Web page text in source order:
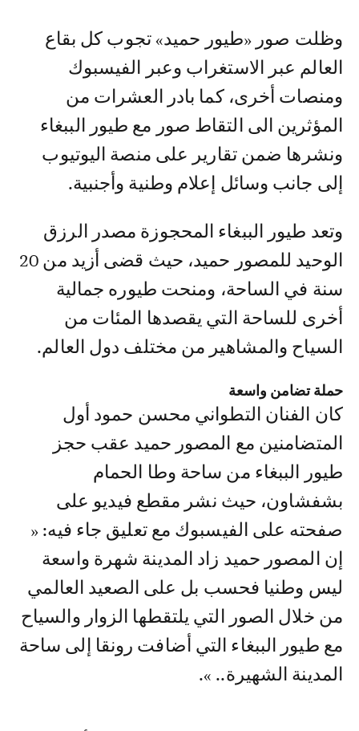
وظلت صور «طيور حميد» تجوب كل بقاع
العالم عبر الاستغراب وعبر الفيسبوك
ومنصات أخرى، كما بادر العشرات من
المؤثرين الى التقاط صور مع طيور الببغاء
ونشرها ضمن تقارير على منصة اليوتيوب
إلى جانب وسائل إعلام وطنية وأجنبية.
وتعد طيور الببغاء المحجوزة مصدر الرزق
الوحيد للمصور حميد، حيث قضى أزيد من 20
سنة في الساحة، ومنحت طيوره جمالية
أخرى للساحة التي يقصدها المئات من
السياح والمشاهير من مختلف دول العالم.
حملة تضامن واسعة
كان الفنان التطواني محسن حمود أول
المتضامنين مع المصور حميد عقب حجز
طيور الببغاء من ساحة وطا الحمام
بشفشاون، حيث نشر مقطع فيديو على
صفحته على الفيسبوك مع تعليق جاء فيه: «
إن المصور حميد زاد المدينة شهرة واسعة
ليس وطنيا فحسب بل على الصعيد العالمي
من خلال الصور التي يلتقطها الزوار والسياح
مع طيور الببغاء التي أضافت رونقا إلى ساحة
المدينة الشهيرة.. ».